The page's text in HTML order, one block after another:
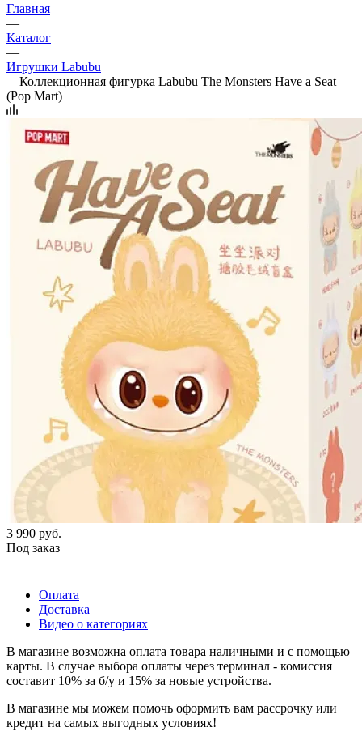
Главная
—
Каталог
—
Игрушки Labubu
—Коллекционная фигурка Labubu The Monsters Have a Seat
(Pop Mart)
3 990 руб.
Под заказ
Оплата
Доставка
Видео о категориях
В магазине возможна оплата товара наличными и с помощью
карты. В случае выбора оплаты через терминал - комиссия
составит 10% за б/у и 15% за новые устройства.
В магазине мы можем помочь оформить вам рассрочку или
кредит на самых выгодных условиях!